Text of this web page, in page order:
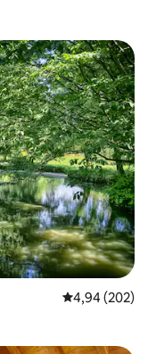
Gemiddelde
4,94 (202)